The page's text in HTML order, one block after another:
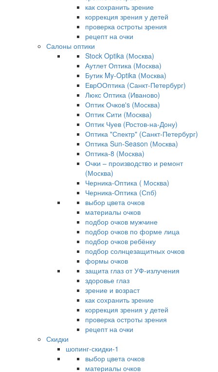
как сохранить зрение
коррекция зрения у детей
проверка остроты зрения
рецепт на очки
Салоны оптики
Stock Optika (Москва)
Аутлет Оптика (Москва)
Бутик My-Optika (Москва)
ЕврООптика (Санкт-Петербург)
Люкс Оптика (Иваново)
Оптик Очков's (Москва)
Оптик Сити (Москва)
Оптик Чуев (Ростов-на-Дону)
Оптика "Спектр" (Санкт-Петербург)
Оптика Sun-Season (Москва)
Оптика-8 (Москва)
Очки – производство и ремонт
(Москва)
Черника-Оптика ( Москва)
Черника-Оптика (Спб)
выбор цвета очков
материалы очков
подбор очков мужчине
подбор очков по форме лица
подбор очков ребёнку
подбор солнцезащитных очков
формы очков
защита глаз от УФ-излучения
здоровье глаз
зрение и возраст
как сохранить зрение
коррекция зрения у детей
проверка остроты зрения
рецепт на очки
Скидки
шопинг-скидки-1
выбор цвета очков
материалы очков